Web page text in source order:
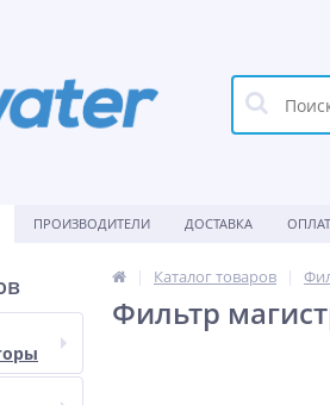
ПРОИЗВОДИТЕЛИ ДОСТАВКА
Каталог товаров
Фильтр